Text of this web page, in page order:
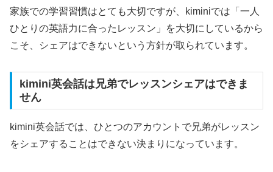
家族での学習習慣はとても大切ですが、kiminiでは「一人
ひとりの英語力に合ったレッスン」を大切にしているから
こそ、シェアはできないという方針が取られています。
kimini英会話は兄弟でレッスンシェアはできま
せん
kimini英会話では、ひとつのアカウントで兄弟がレッスン
をシェアすることはできない決まりになっています。